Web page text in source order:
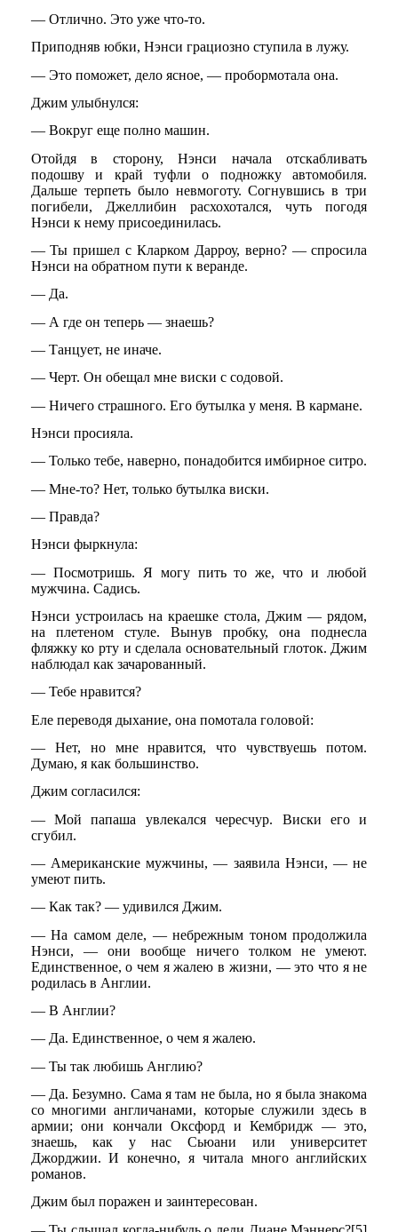
— Отлично. Это уже что-то.
Приподняв юбки, Нэнси грациозно ступила в лужу.
— Это поможет, дело ясное, — пробормотала она.
Джим улыбнулся:
— Вокруг еще полно машин.
Отойдя в сторону, Нэнси начала отскабливать
подошву и край туфли о подножку автомобиля.
Дальше терпеть было невмоготу. Согнувшись в три
погибели, Джеллибин расхохотался, чуть погодя
Нэнси к нему присоединилась.
— Ты пришел с Кларком Дарроу, верно? — спросила
Нэнси на обратном пути к веранде.
— Да.
— А где он теперь — знаешь?
— Танцует, не иначе.
— Черт. Он обещал мне виски с содовой.
— Ничего страшного. Его бутылка у меня. В кармане.
Нэнси просияла.
— Только тебе, наверно, понадобится имбирное ситро.
— Мне-то? Нет, только бутылка виски.
— Правда?
Нэнси фыркнула:
— Посмотришь. Я могу пить то же, что и любой
мужчина. Садись.
Нэнси устроилась на краешке стола, Джим — рядом,
на плетеном стуле. Вынув пробку, она поднесла
фляжку ко рту и сделала основательный глоток. Джим
наблюдал как зачарованный.
— Тебе нравится?
Еле переводя дыхание, она помотала головой:
— Нет, но мне нравится, что чувствуешь потом.
Думаю, я как большинство.
Джим согласился:
— Мой папаша увлекался чересчур. Виски его и
сгубил.
— Американские мужчины, — заявила Нэнси, — не
умеют пить.
— Как так? — удивился Джим.
— На самом деле, — небрежным тоном продолжила
Нэнси, — они вообще ничего толком не умеют.
Единственное, о чем я жалею в жизни, — это что я не
родилась в Англии.
— В Англии?
— Да. Единственное, о чем я жалею.
— Ты так любишь Англию?
— Да. Безумно. Сама я там не была, но я была знакома
со многими англичанами, которые служили здесь в
армии; они кончали Оксфорд и Кембридж — это,
знаешь, как у нас Сьюани или университет
Джорджии. И конечно, я читала много английских
романов.
Джим был поражен и заинтересован.